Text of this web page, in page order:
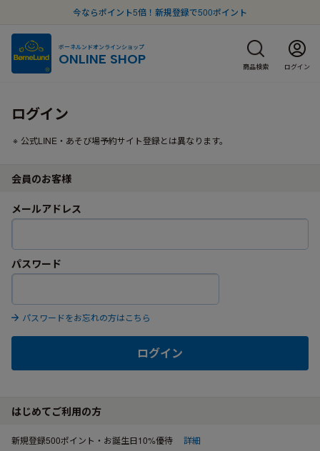
今ならポイント5倍！新規登録で500ポイント
ボーネルンドオンラインショップ
ONLINE SHOP 商品検索 ログイン
ログイン
公式LINE・あそび場予約サイト登録とは異なります。
会員のお客様
メールアドレス
パスワード
パスワードをお忘れの方はこちら
ログイン
はじめてご利用の方
新規登録500ポイント・お誕生日10%優待 詳細